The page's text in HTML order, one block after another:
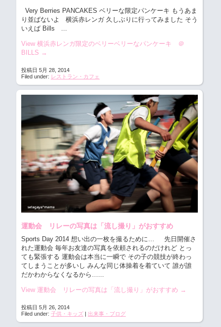
Very Berries PANCAKES ベリーな限定パンケーキ もうあま
り並ばないよ
横浜赤レンガ 久しぶりに行ってみました そう
いえば Bills ...
View 横浜赤レンガ限定のベリーベリーなパンケーキ ＠
BILLS →
投稿日 5月 28, 2014
Filed under: レストラン・カフェ
運動会 リレーの写真は「流し撮り」がおすすめ
Sports Day 2014 想い出の一枚を撮るために… 先日開催さ
れた運動会 毎年お友達の写真を依頼されるのだけれど とっ
ても緊張する 運動会は本当に一瞬で その子の競技が終わっ
てしまうことが多いし みんな同じ体操着を着ていて 誰が誰
だかわからなくなるから…...
View 運動会 リレーの写真は「流し撮り」がおすすめ →
投稿日 5月 26, 2014
Filed under: 子供・キッズ| 出来事・ブログ